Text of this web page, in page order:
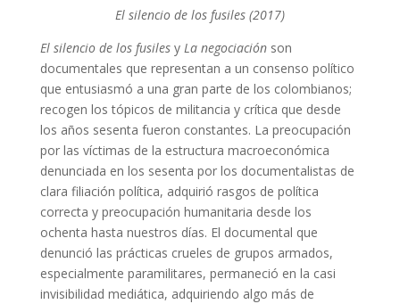
El silencio de los fusiles (2017)
El silencio de los fusilesy La negociaciónson
documentales que representan a un consenso político
que entusiasmó a una gran parte de los colombianos;
recogen los tópicos de militancia y crítica que desde
los años sesenta fueron constantes. La preocupación
por las víctimas de la estructura macroeconómica
denunciada en los sesenta por los documentalistas de
clara filiación política, adquirió rasgos de política
correcta y preocupación humanitaria desde los
ochenta hasta nuestros días. El documental que
denunció las prácticas crueles de grupos armados,
especialmente paramilitares, permaneció en la casi
invisibilidad mediática, adquiriendo algo más de